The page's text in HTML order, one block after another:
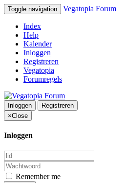
Toggle navigation Vegatopia Forum
Index
Help
Kalender
Inloggen
Registreren
Vegatopia
Forumregels
Inloggen
Registreren
×Close
Inloggen
Remember me